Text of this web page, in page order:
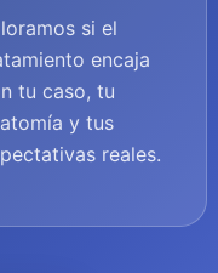
si el
encaja
tu caso, tu
y tus
reales.